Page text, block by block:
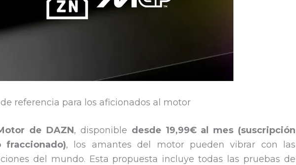
referencia para los aficionados al motor
de DAZN, disponible desde 19,99€ al mes (suscripción
fraccionado), los amantes del motor pueden vibrar con las
del mundo. Esta propuesta incluye todas las pruebas de